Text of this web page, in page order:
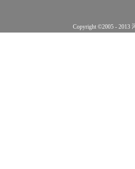
Copyright ©2005 - 2013